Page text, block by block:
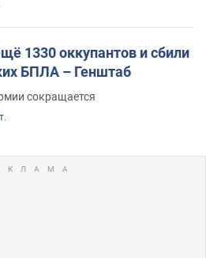
1330 оккупантов и сбили
БПЛА – Генштаб
сокращается